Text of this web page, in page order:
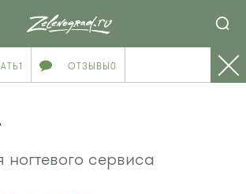
1 ОТЗЫВЫ0
сервиса